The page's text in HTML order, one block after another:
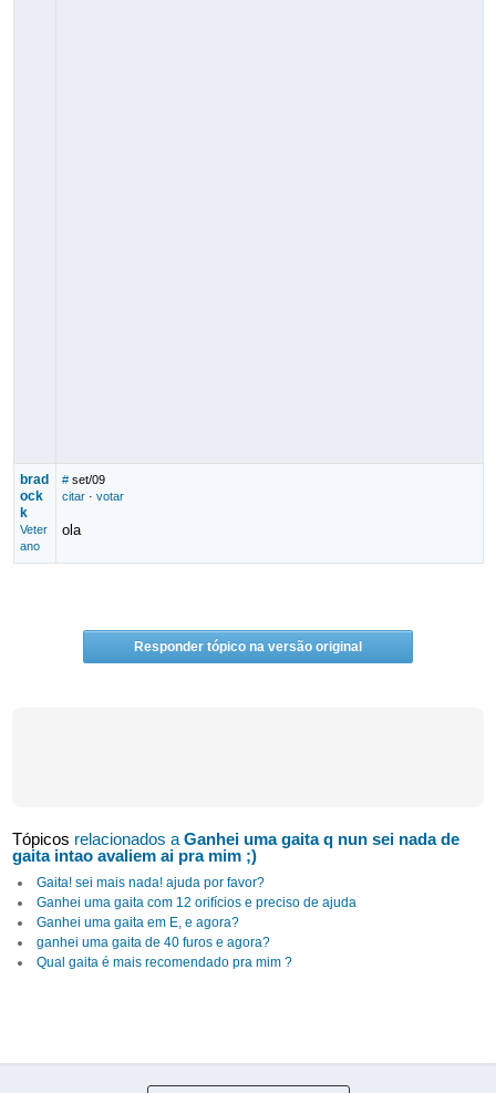
brad
ock
k
Veter
ano
# set/09
citar· votar
ola
Responder tópico na versão original
Tópicos relacionados aGanhei uma gaita q nun sei nada de
gaita intao avaliem ai pra mim ;)
Gaita! sei mais nada! ajuda por favor?
Ganhei uma gaita com 12 orifícios e preciso de ajuda
Ganhei uma gaita em E, e agora?
ganhei uma gaita de 40 furos e agora?
Qual gaita é mais recomendado pra mim ?